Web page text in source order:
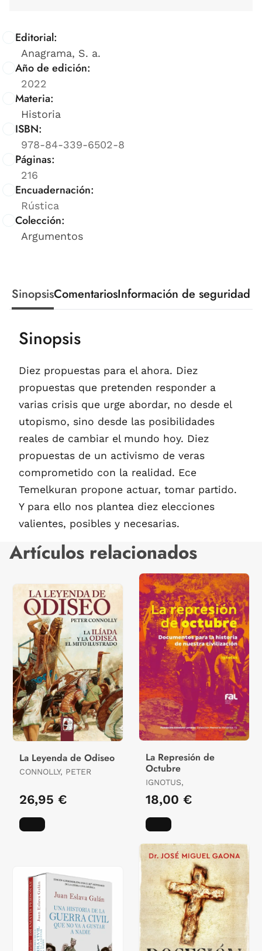
Editorial:
Anagrama, S. a.
Año de edición:
2022
Materia:
Historia
ISBN:
978-84-339-6502-8
Páginas:
216
Encuadernación:
Rústica
Colección:
Argumentos
SinopsisComentariosInformación de seguridad
Sinopsis
Diez propuestas para el ahora. Diez
propuestas que pretenden responder a
varias crisis que urge abordar, no desde el
utopismo, sino desde las posibilidades
reales de cambiar el mundo hoy. Diez
propuestas de un activismo de veras
comprometido con la realidad. Ece
Temelkuran propone actuar, tomar partido.
Y para ello nos plantea diez elecciones
valientes, posibles y necesarias.
Artículos relacionados
La Leyenda de Odiseo
CONNOLLY, PETER
26,95 €
La Represión de
Octubre
IGNOTUS,
18,00 €